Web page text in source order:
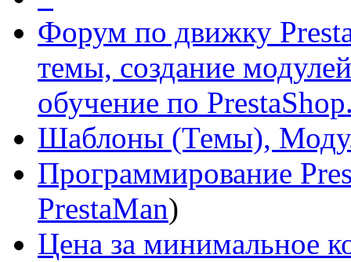
Форум по движку
темы, создание
обучение по
Шаблоны (Темы),
Программирование
PrestaMan)
Цена за минимальное